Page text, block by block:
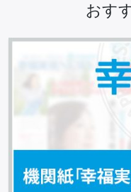
おす